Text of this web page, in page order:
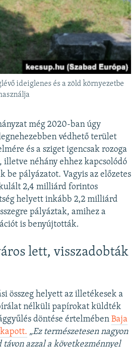
ideiglenes és a zöld környezetbe
még 2020-ban úgy
védhető terület
és a sziget igencsak rozoga
néhány ehhez kapcsolódó
be pályázatot. Vagyis az előzetes
2,4 milliárd forintos
helyett inkább 2,2 milliárd
pályáztak, amihez a
is benyújtották.
lett, visszadobták
összeg helyett az illetékesek a
nélküli papírokat küldték
döntése értelmében Baja
„Ez természetesen nagyon
azzal a következménnyel